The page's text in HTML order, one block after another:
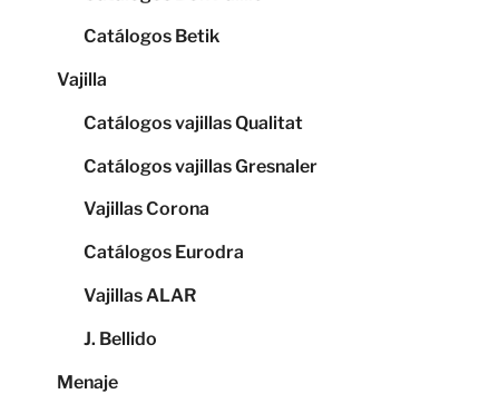
Catálogos Betik
Vajilla
Catálogos vajillas Qualitat
Catálogos vajillas Gresnaler
Vajillas Corona
Catálogos Eurodra
Vajillas ALAR
J. Bellido
Menaje